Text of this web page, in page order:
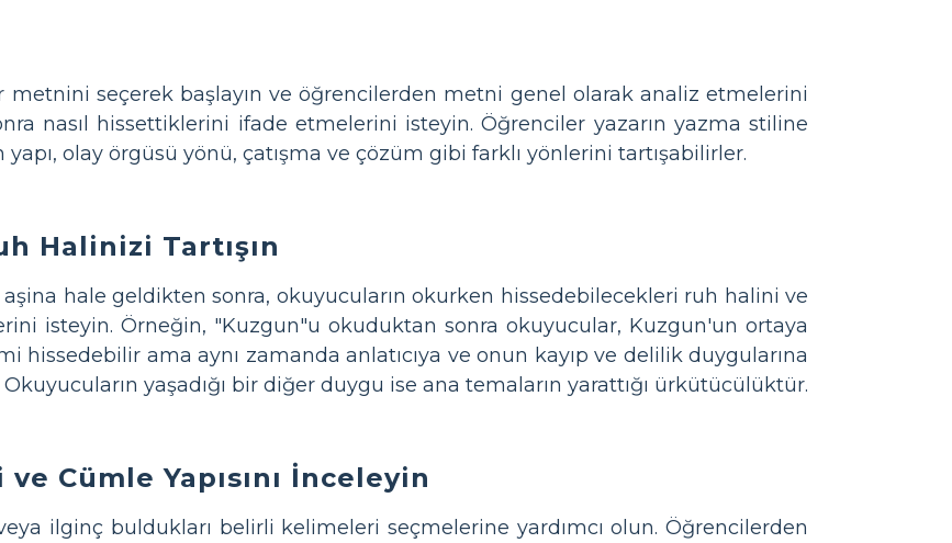
metnini seçerek başlayın ve öğrencilerden metni genel olarak analiz etmelerini
nasıl hissettiklerini ifade etmelerini isteyin. Öğrenciler yazarın yazma stiline
olay örgüsü yönü, çatışma ve çözüm gibi farklı yönlerini tartışabilirler.
Halinizi Tartışın
hale geldikten sonra, okuyucuların okurken hissedebilecekleri ruh halini ve
isteyin. Örneğin, "Kuzgun"u okuduktan sonra okuyucular, Kuzgun'un ortaya
hissedebilir ama aynı zamanda anlatıcıya ve onun kayıp ve delilik duygularına
yaşadığı bir diğer duygu ise ana temaların yarattığı ürkütücülüktür.
Cümle Yapısını İnceleyin
ilginç buldukları belirli kelimeleri seçmelerine yardımcı olun. Öğrencilerden